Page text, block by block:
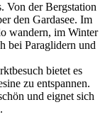
Von der Bergstation
den Gardasee. Im
wandern, im Winter
bei Paraglidern und
bietet es
zu entspannen.
und eignet sich